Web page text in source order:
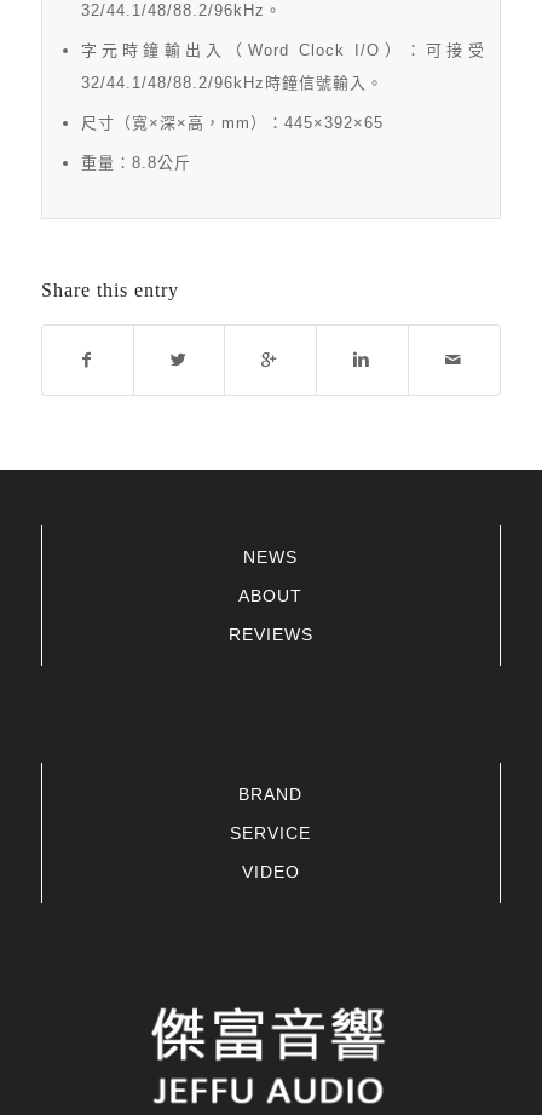
32/44.1/48/88.2/96kHz。
字元時鐘輸出入（Word Clock I/O）：可接受
32/44.1/48/88.2/96kHz時鐘信號輸入。
尺寸（寬×深×高，mm）：445×392×65
重量：8.8公斤
Share this entry
NEWS
ABOUT
REVIEWS
BRAND
SERVICE
VIDEO